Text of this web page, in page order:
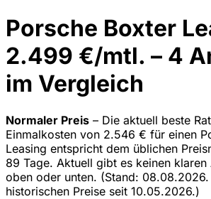
Porsche Boxter
2.499 €/mtl. – 4
im Vergleich
Normaler Preis – Die aktuell beste
Einmalkosten von 2.546 € für einen
Leasing entspricht dem üblichen
89 Tage. Aktuell gibt es keinen klaren
oben oder unten. (Stand:
historischen Preise seit 10.05.2026.)